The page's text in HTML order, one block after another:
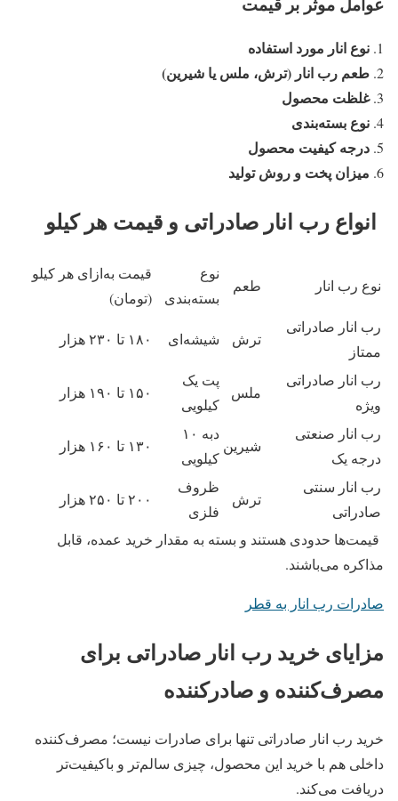
نوع انار مورد استفاده
طعم رب انار (ترش، ملس یا شیرین)
غلظت محصول
نوع بسته‌بندی
درجه کیفیت محصول
میزان پخت و روش تولید
انواع رب انار صادراتی و قیمت هر کیلو
نوع رب انار طعم
نوع
بسته‌بندی
قیمت به‌ازای هر کیلو
(تومان)
رب انار صادراتی
ممتاز
ترش شیشه‌ای ۱۸۰ تا ۲۳۰ هزار
رب انار صادراتی
ویژه
ملس
پت یک
کیلویی
۱۵۰ تا ۱۹۰ هزار
رب انار صنعتی
درجه یک
شیرین
دبه ۱۰
کیلویی
۱۳۰ تا ۱۶۰ هزار
رب انار سنتی
صادراتی
ترش
ظروف
فلزی
۲۰۰ تا ۲۵۰ هزار
قیمت‌ها حدودی هستند و بسته به مقدار خرید عمده، قابل
مذاکره می‌باشند.
صادرات رب انار به قطر
مزایای خرید رب انار صادراتی برای
مصرف‌کننده و صادرکننده
خرید رب انار صادراتی تنها برای صادرات نیست؛ مصرف‌کننده
داخلی هم با خرید این محصول، چیزی سالم‌تر و باکیفیت‌تر
دریافت می‌کند.